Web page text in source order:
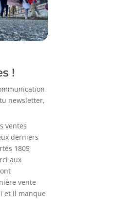
!
newsletter,
ventes
derniers
1805
aux
vente
et il manque